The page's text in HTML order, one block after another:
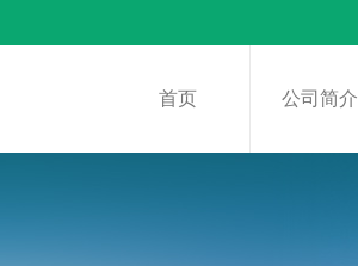
首页 公司简介